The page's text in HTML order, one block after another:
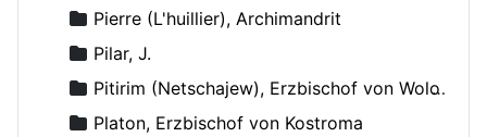
Pierre (L'huillier), Archimandrit
Pilar, J.
Pitirim (Netschajew), Erzbischof von Wolokolamsk und Jurjew
Platon, Erzbischof von Kostroma